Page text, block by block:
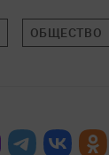
ОБЩЕСТВО